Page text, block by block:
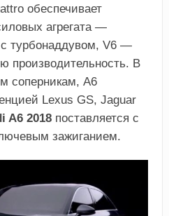
обеспечивает
агрегата —
турбонаддувом, V6 —
производительность. В
соперникам, A6
Lexus GS, Jaguar
A6 2018поставляется с
зажиганием.